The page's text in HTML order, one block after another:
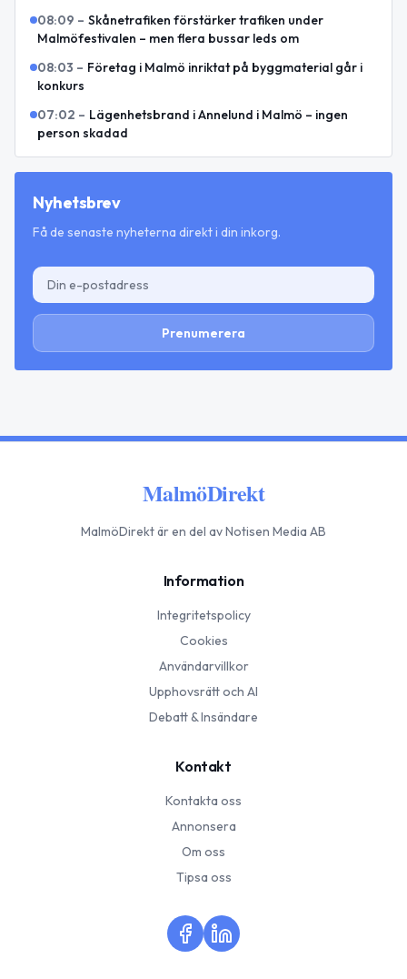
08:09 – Skånetrafiken förstärker trafiken under
Malmöfestivalen – men flera bussar leds om
08:03 – Företag i Malmö inriktat på byggmaterial går i
konkurs
07:02 – Lägenhetsbrand i Annelund i Malmö – ingen
person skadad
Nyhetsbrev
Få de senaste nyheterna direkt i din inkorg.
Prenumerera
MalmöDirekt
MalmöDirektär en del av Notisen Media AB
Information
Integritetspolicy
Cookies
Användarvillkor
Upphovsrätt och AI
Debatt & Insändare
Kontakt
Kontakta oss
Annonsera
Om oss
Tipsa oss